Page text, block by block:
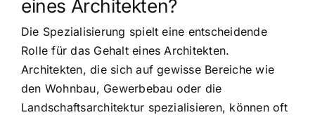
eines Architekten?
Die Spezialisierung spielt eine entscheidende
Rolle für das Gehalt eines Architekten.
Architekten, die sich auf gewisse Bereiche wie
den Wohnbau, Gewerbebau oder die
Landschaftsarchitektur spezialisieren, können oft